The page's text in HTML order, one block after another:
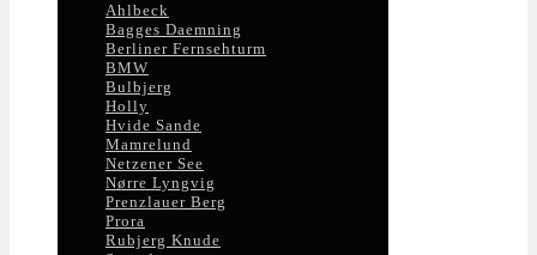
Ahlbeck
Bagges Daemning
Berliner Fernsehturm
BMW
Bulbjerg
Holly
Hvide Sande
Mamrelund
Netzener See
Nørre Lyngvig
Prenzlauer Berg
Prora
Rubjerg Knude